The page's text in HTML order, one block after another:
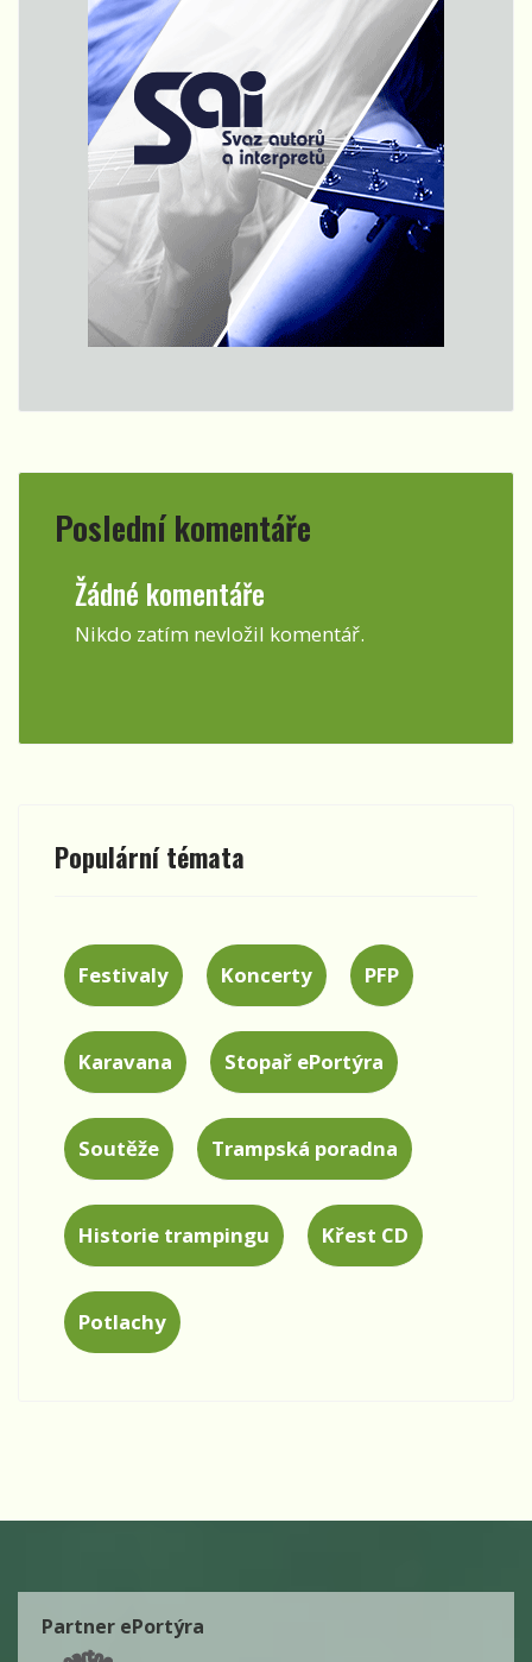
Poslední komentáře
Žádné komentáře
Nikdo zatím nevložil komentář.
Populární témata
Festivaly Koncerty PFP
Karavana Stopař ePortýra
Soutěže Trampská poradna
Historie trampingu Křest CD
Potlachy
Partner ePortýra